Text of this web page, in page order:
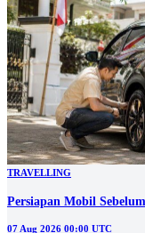
TRAVELLING
Persiapan Mobil
07 Aug 2026 00:00 UTC